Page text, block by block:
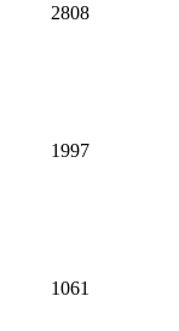
2808
1997
1061